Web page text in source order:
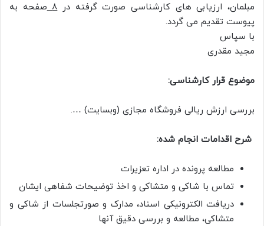
مبلمان، ارزیابی های کارشناسی صورت گرفته در8 صفحه به
پیوست تقدیم می گردد.
با سپاس
مجید مقدری
موضوع قرار کارشناسی:
بررسی ارزش ریالی فروشگاه مجازی (وبسایت) ….
شرح اقدامات انجام شده:
مطالعه پرونده در اداره تعزیرات
تماس با شاکی و متشاکی و اخذ توضیحات شفاهی ایشان
دریافت الکترونیکی اسناد، مدارک و صورتجلسات از شاکی و
متشاکی، مطالعه و بررسی دقیق آنها